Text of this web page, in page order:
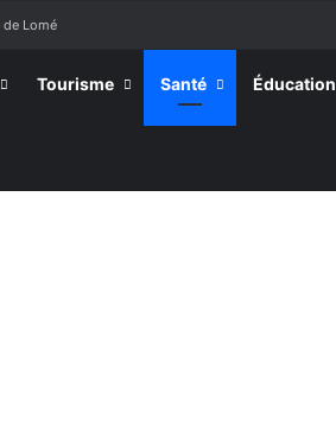
Lomé
Tourisme Santé Éducation